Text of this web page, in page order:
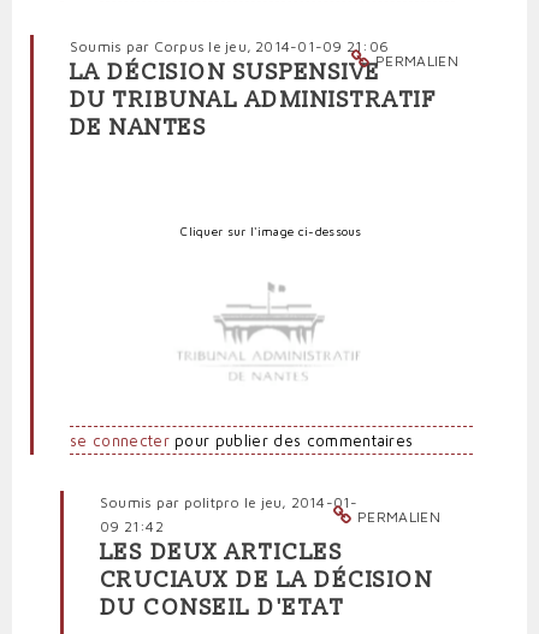
of
"L'Antisémite"
par
Frondeur
PERMALIEN
Soumis par Corpus le jeu, 2014-01-09 21:06
LA DÉCISION SUSPENSIVE
DU TRIBUNAL ADMINISTRATIF
DE NANTES
Cliquer sur l'image ci-dessous
se connecterpour publier des commentaires
PERMALIEN
Soumis par politpro le jeu, 2014-01-
09 21:42
En
réponse
à
LES DEUX ARTICLES
CRUCIAUX DE LA DÉCISION
DU CONSEIL D'ETAT